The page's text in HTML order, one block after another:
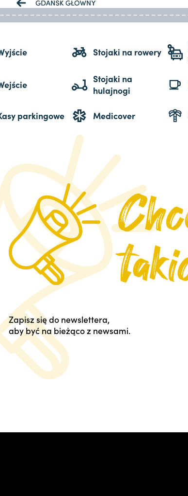
Stojaki na rowery
Stojaki na
hulajnogi
parkingowe Medicover
Zapisz się do newslettera,
aby być na bieżąco z newsami.